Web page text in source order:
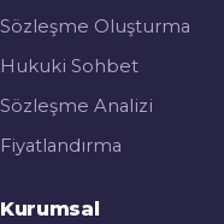
Sözleşme Oluşturma
Hukuki Sohbet
Sözleşme Analizi
Fiyatlandırma
Kurumsal